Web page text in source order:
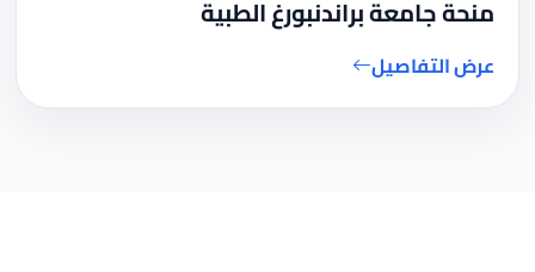
منحة جامعة براندنبورغ الطبية
عرض التفاصيل